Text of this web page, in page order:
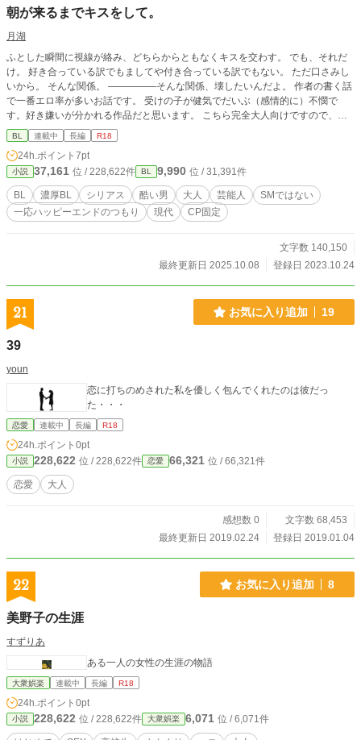
朝が来るまでキスをして。
月湖
ふとした瞬間に視線が絡み、どちらからともなくキスを交わす。 でも、それだ
け。 好き合っている訳でもましてや付き合っている訳でもない。 ただ口さみし
いから。 そんな関係。 ―――――そんな関係、壊したいんだよ。 作者の書く話
で一番エロ率が多いお話です。 受けの子が健気でだいぶ（感情的に）不憫で
す。好き嫌いが分かれる作品だと思います。 こちら完全大人向けですので、お
若いお嬢様は敬遠された方がいいかもです。 ラブラブイチャイチャホンワカ系
がお好きな方もきついかも・・・。 ゲスくてエロい攻めを受け入れて下さるお
姉様はよろしくお付き合い下さいませ（＾＾） ※以前別のサイトで書いていた
もの改訂版になります。 一話ずつは短いですが、全体的にはかなり長くて20万
字くらいあります。２４０話完結です。 こちらはpixivにも公開しています。
BL 連載中 長編 R18
24h.ポイント 7pt
小説 37,161 位 / 228,622件 BL 9,990 位 / 31,391件
BL 濃厚BL シリアス 酷い男 大人 芸能人
SMではない
一応ハッピーエンドのつもり
現代 CP固定
文字数 140,150
最終更新日 2025.10.08
登録日 2023.10.24
21 お気に入り追加 19
39
youn
恋に打ちのめされた私を優しく包んでくれたのは彼だっ
た・・・
恋愛 連載中 長編 R18
24h.ポイント 0pt
小説 228,622 位 / 228,622件 恋愛 66,321 位 / 66,321件
恋愛 大人
感想数 0
文字数 68,453
最終更新日 2019.02.24
登録日 2019.01.04
22 お気に入り追加 8
美野子の生涯
すずりあ
ある一人の女性の生涯の物語
大衆娯楽 連載中 長編 R18
24h.ポイント 0pt
小説 228,622 位 / 228,622件 大衆娯楽 6,071 位 / 6,071件